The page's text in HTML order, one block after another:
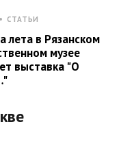
СТАТЬИ
лета в Рязанском
музее
выставка "О